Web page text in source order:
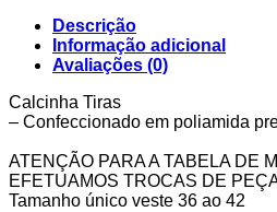
Descrição
Informação adicional
Avaliações (0)
Calcinha Tiras
– Confeccionado em poliamida
ATENÇÃO PARA A TABELA DE
EFETUAMOS TROCAS DE
Tamanho único veste 36 ao 42